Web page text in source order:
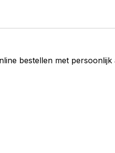
bestellen met